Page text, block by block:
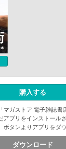
購入する
マガストア 電子雑誌書
プリをインストール
タンよりアプリをダ
ダウンロード